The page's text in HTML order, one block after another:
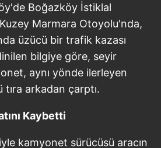
Boğazköy İstiklal
Marmara Otoyolu'nda,
üzücü bir trafik kazası
bilgiye göre, seyir
aynı yönde ilerleyen
arkadan çarptı.
Kaybetti
kamyonet sürücüsü aracın